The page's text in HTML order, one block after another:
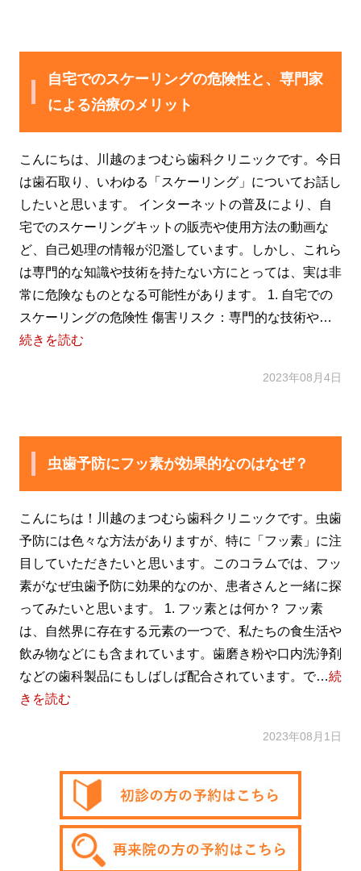
自宅でのスケーリングの危険性と、専門家
による治療のメリット
こんにちは、川越のまつむら歯科クリニックです。今日
は歯石取り、いわゆる「スケーリング」についてお話し
したいと思います。 インターネットの普及により、自
宅でのスケーリングキットの販売や使用方法の動画な
ど、自己処理の情報が氾濫しています。しかし、これら
は専門的な知識や技術を持たない方にとっては、実は非
常に危険なものとなる可能性があります。 1. 自宅での
スケーリングの危険性 傷害リスク：専門的な技術や…
続きを読む
2023年08月4日
虫歯予防にフッ素が効果的なのはなぜ？
こんにちは！川越のまつむら歯科クリニックです。虫歯
予防には色々な方法がありますが、特に「フッ素」に注
目していただきたいと思います。このコラムでは、フッ
素がなぜ虫歯予防に効果的なのか、患者さんと一緒に探
ってみたいと思います。 1. フッ素とは何か？ フッ素
は、自然界に存在する元素の一つで、私たちの食生活や
飲み物などにも含まれています。歯磨き粉や口内洗浄剤
などの歯科製品にもしばしば配合されています。で…続
きを読む
2023年08月1日